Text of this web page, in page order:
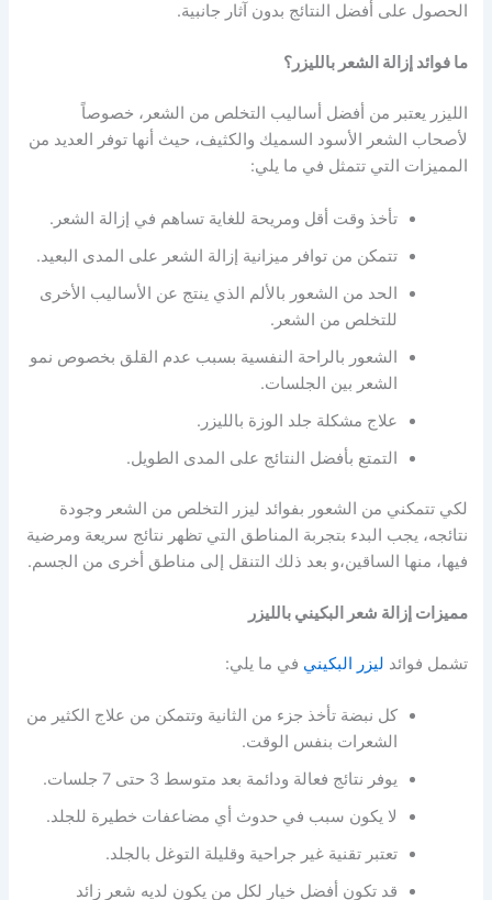
الحصول على أفضل النتائج بدون آثار جانبية.
ما فوائد إزالة الشعر بالليزر؟
الليزر يعتبر من أفضل أساليب التخلص من الشعر، خصوصاً
لأصحاب الشعر الأسود السميك والكثيف، حيث أنها توفر العديد من
المميزات التي تتمثل في ما يلي:
تأخذ وقت أقل ومريحة للغاية تساهم في إزالة الشعر.
تتمكن من توافر ميزانية إزالة الشعر على المدى البعيد.
الحد من الشعور بالألم الذي ينتج عن الأساليب الأخرى
للتخلص من الشعر.
الشعور بالراحة النفسية بسبب عدم القلق بخصوص نمو
الشعر بين الجلسات.
علاج مشكلة جلد الوزة بالليزر.
التمتع بأفضل النتائج على المدى الطويل.
لكي تتمكني من الشعور بفوائد ليزر التخلص من الشعر وجودة
نتائجه، يجب البدء بتجربة المناطق التي تظهر نتائج سريعة ومرضية
فيها، منها الساقين،و بعد ذلك التنقل إلى مناطق أخرى من الجسم.
مميزات إزالة شعر البكيني بالليزر
تشمل فوائد ليزر البكيني في ما يلي:
كل نبضة تأخذ جزء من الثانية وتتمكن من علاج الكثير من
الشعرات بنفس الوقت.
يوفر نتائج فعالة ودائمة بعد متوسط 3 حتى 7 جلسات.
لا يكون سبب في حدوث أي مضاعفات خطيرة للجلد.
تعتبر تقنية غير جراحية وقليلة التوغل بالجلد.
قد تكون أفضل خيار لكل من يكون لديه شعر زائد